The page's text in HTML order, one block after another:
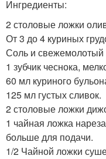
Ингредиенты:
2 столовые ложки
От 3 до 4 куриных
Соль и
1 зубчик чеснока,
60 мл куриного
125 мл густых сливок.
2 столовые ложки
1 чайная ложка
больше для подачи.
1/2 Чайной ложки